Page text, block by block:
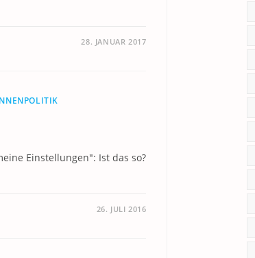
28. JANUAR 2017
Einstellungen": Ist das so?
26. JULI 2016